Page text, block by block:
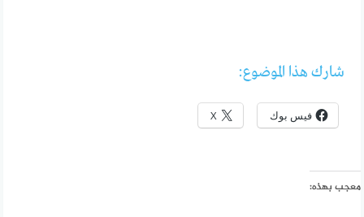
شارك هذا الموضوع:
فيس بوك X
معجب بهذه: